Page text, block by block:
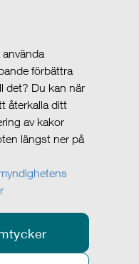
använda
förbättra
det? Du kan när
återkalla ditt
av kakor
längst ner på